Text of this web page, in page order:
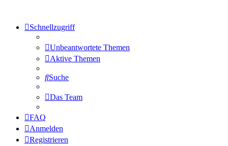
Schnellzugriff
Unbeantwortete Themen
Aktive Themen
Suche
Das Team
FAQ
Anmelden
Registrieren